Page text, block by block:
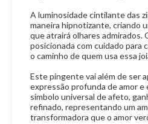
A luminosidade cintilante das
maneira hipnotizante, criando
que atrairá olhares admirados.
posicionada com cuidado para
o caminho de quem usa essa
Este pingente vai além de ser
expressão profunda de amor e
símbolo universal de afeto,
refinado, representando um
transformadora que o amor